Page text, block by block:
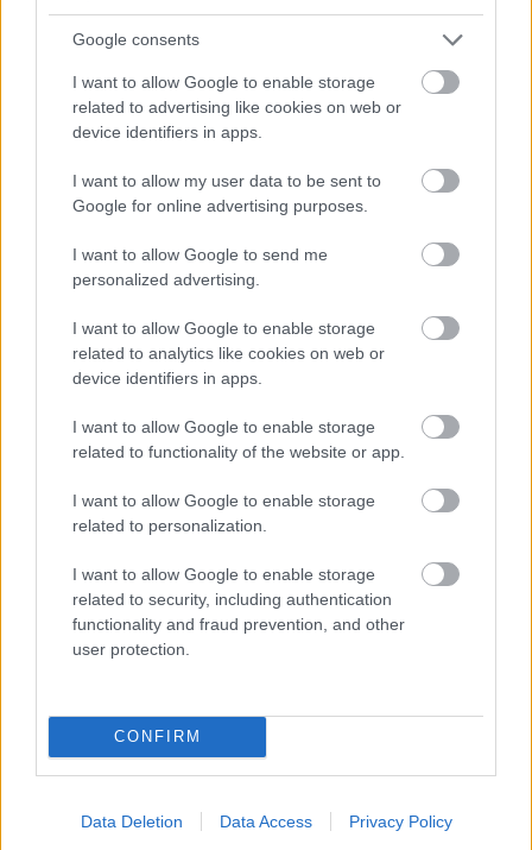
Google consents
I want to allow Google to enable storage
related to advertising like cookies on web or
device identifiers in apps.
I want to allow my user data to be sent to
Google for online advertising purposes.
I want to allow Google to send me
personalized advertising.
I want to allow Google to enable storage
related to analytics like cookies on web or
device identifiers in apps.
I want to allow Google to enable storage
related to functionality of the website or app.
I want to allow Google to enable storage
related to personalization.
I want to allow Google to enable storage
related to security, including authentication
functionality and fraud prevention, and other
user protection.
CONFIRM
Data Deletion Data Access Privacy Policy
“A kutyánk vigyáz a kacsákra, hogy azok nyugodtan
ehessenek.”